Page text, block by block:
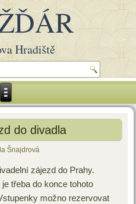
Hradiště
do divadla
Šnajdrová
zájezd do Prahy.
třeba do konce tohoto
možno rezervovat